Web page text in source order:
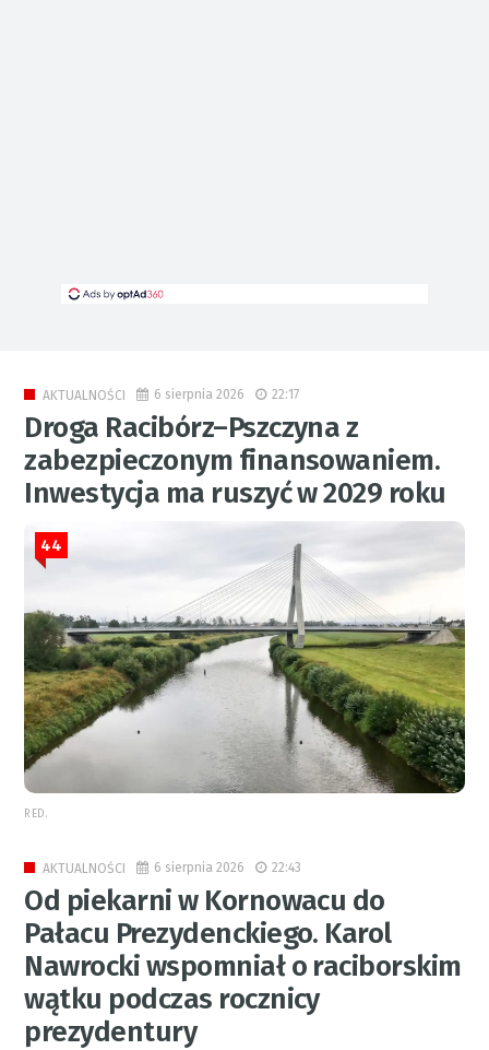
AKTUALNOŚCI 6 sierpnia 2026 22:17
Droga Racibórz–Pszczyna z
zabezpieczonym finansowaniem.
Inwestycja ma ruszyć w 2029 roku
44
RED.
AKTUALNOŚCI 6 sierpnia 2026 22:43
Od piekarni w Kornowacu do
Pałacu Prezydenckiego. Karol
Nawrocki wspomniał o raciborskim
wątku podczas rocznicy
prezydentury